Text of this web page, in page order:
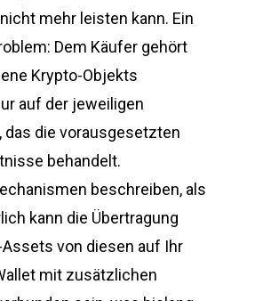
mehr leisten kann. Ein
Dem Käufer gehört
Krypto-Objekts
auf der jeweiligen
das die vorausgesetzten
behandelt.
beschreiben, als
kann die Übertragung
von diesen auf Ihr
mit zusätzlichen